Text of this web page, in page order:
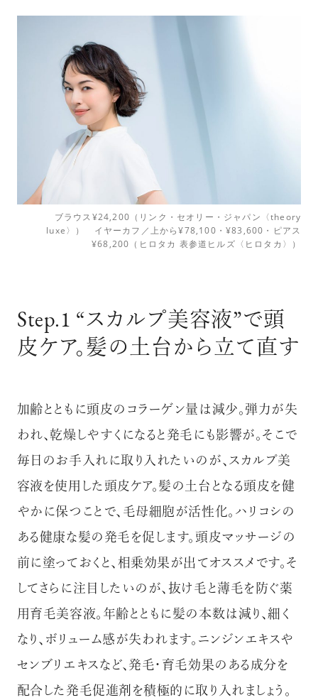
ブラウス¥24,200（リンク・セオリー・ジャパン〈theory
luxe〉） イヤーカフ／上から¥78,100・¥83,600・ピアス
¥68,200（ヒロタカ 表参道ヒルズ〈ヒロタカ〉）
Step.1 “スカルプ美容液”で頭
皮ケア。髪の土台から立て直す
加齢とともに頭皮のコラーゲン量は減少。弾力が失
われ、乾燥しやすくになると発毛にも影響が。そこで
毎日のお手入れに取り入れたいのが、スカルプ美
容液を使用した頭皮ケア。髪の土台となる頭皮を健
やかに保つことで、毛母細胞が活性化。ハリコシの
ある健康な髪の発毛を促します。頭皮マッサージの
前に塗っておくと、相乗効果が出てオススメです。そ
してさらに注目したいのが、抜け毛と薄毛を防ぐ薬
用育毛美容液。年齢とともに髪の本数は減り、細く
なり、ボリューム感が失われます。ニンジンエキスや
センブリエキスなど、発毛・育毛効果のある成分を
配合した発毛促進剤を積極的に取り入れましょう。